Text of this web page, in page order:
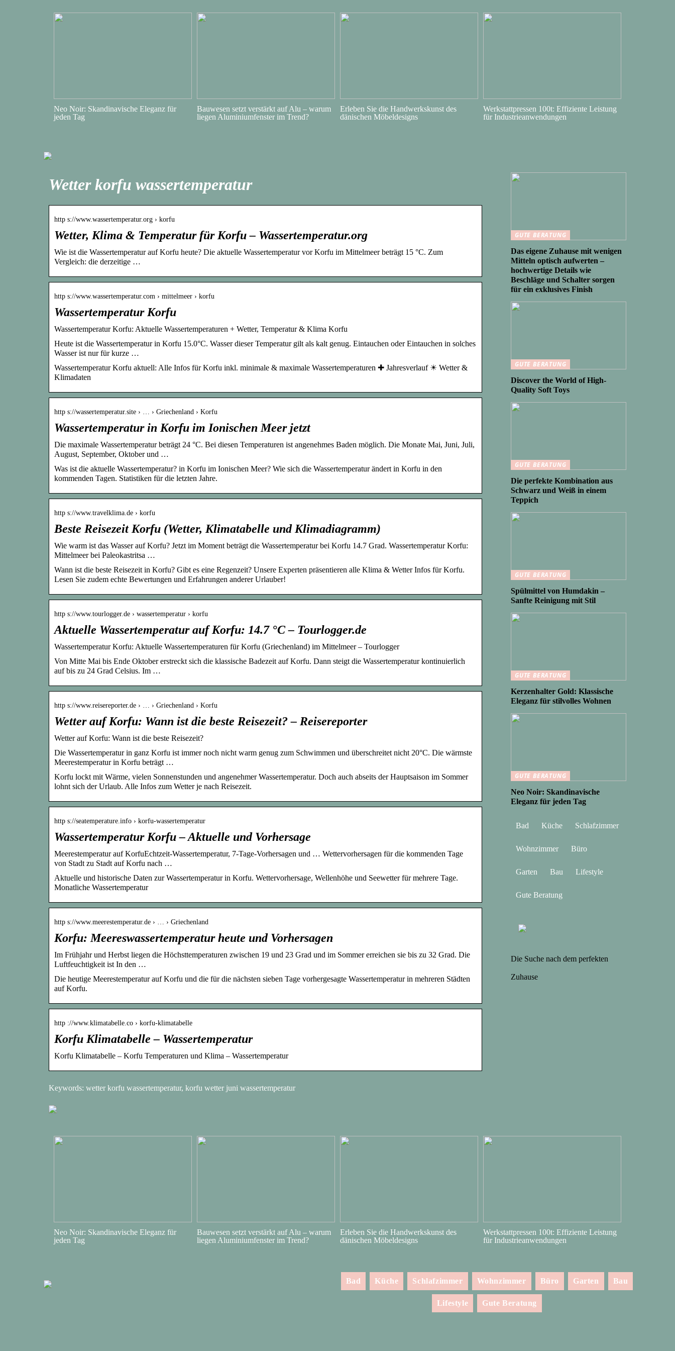
Neo Noir: Skandinavische Eleganz für
jeden Tag
Bauwesen setzt verstärkt auf Alu – warum
liegen Aluminiumfenster im Trend?
Erleben Sie die Handwerkskunst des
dänischen Möbeldesigns
Werkstattpressen 100t: Effiziente Leistung
für Industrieanwendungen
Wetter korfu wassertemperatur
http s://www.wassertemperatur.org › korfu
Wetter, Klima & Temperatur für Korfu – Wassertemperatur.org
Wie ist die Wassertemperatur auf Korfu heute? Die aktuelle Wassertemperatur vor Korfu im Mittelmeer beträgt 15 °C. Zum
Vergleich: die derzeitige …
http s://www.wassertemperatur.com › mittelmeer › korfu
Wassertemperatur Korfu
Wassertemperatur Korfu: Aktuelle Wassertemperaturen + Wetter, Temperatur & Klima Korfu
Heute ist die Wassertemperatur in Korfu 15.0°C. Wasser dieser Temperatur gilt als kalt genug. Eintauchen oder Eintauchen in solches
Wasser ist nur für kurze …
Wassertemperatur Korfu aktuell: Alle Infos für Korfu inkl. minimale & maximale Wassertemperaturen ✚ Jahresverlauf ☀ Wetter &
Klimadaten
http s://wassertemperatur.site › … › Griechenland › Korfu
Wassertemperatur in Korfu im Ionischen Meer jetzt
Die maximale Wassertemperatur beträgt 24 °C. Bei diesen Temperaturen ist angenehmes Baden möglich. Die Monate Mai, Juni, Juli,
August, September, Oktober und …
Was ist die aktuelle Wassertemperatur? in Korfu im Ionischen Meer? Wie sich die Wassertemperatur ändert in Korfu in den
kommenden Tagen. Statistiken für die letzten Jahre.
http s://www.travelklima.de › korfu
Beste Reisezeit Korfu (Wetter, Klimatabelle und Klimadiagramm)
Wie warm ist das Wasser auf Korfu? Jetzt im Moment beträgt die Wassertemperatur bei Korfu 14.7 Grad. Wassertemperatur Korfu:
Mittelmeer bei Paleokastritsa …
Wann ist die beste Reisezeit in Korfu? Gibt es eine Regenzeit? Unsere Experten präsentieren alle Klima & Wetter Infos für Korfu.
Lesen Sie zudem echte Bewertungen und Erfahrungen anderer Urlauber!
http s://www.tourlogger.de › wassertemperatur › korfu
Aktuelle Wassertemperatur auf Korfu: 14.7 °C – Tourlogger.de
Wassertemperatur Korfu: Aktuelle Wassertemperaturen für Korfu (Griechenland) im Mittelmeer – Tourlogger
Von Mitte Mai bis Ende Oktober erstreckt sich die klassische Badezeit auf Korfu. Dann steigt die Wassertemperatur kontinuierlich
auf bis zu 24 Grad Celsius. Im …
http s://www.reisereporter.de › … › Griechenland › Korfu
Wetter auf Korfu: Wann ist die beste Reisezeit? – Reisereporter
Wetter auf Korfu: Wann ist die beste Reisezeit?
Die Wassertemperatur in ganz Korfu ist immer noch nicht warm genug zum Schwimmen und überschreitet nicht 20°C. Die wärmste
Meerestemperatur in Korfu beträgt …
Korfu lockt mit Wärme, vielen Sonnenstunden und angenehmer Wassertemperatur. Doch auch abseits der Hauptsaison im Sommer
lohnt sich der Urlaub. Alle Infos zum Wetter je nach Reisezeit.
http s://seatemperature.info › korfu-wassertemperatur
Wassertemperatur Korfu – Aktuelle und Vorhersage
Meerestemperatur auf KorfuEchtzeit-Wassertemperatur, 7-Tage-Vorhersagen und … Wettervorhersagen für die kommenden Tage
von Stadt zu Stadt auf Korfu nach …
Aktuelle und historische Daten zur Wassertemperatur in Korfu. Wettervorhersage, Wellenhöhe und Seewetter für mehrere Tage.
Monatliche Wassertemperatur
http s://www.meerestemperatur.de › … › Griechenland
Korfu: Meereswassertemperatur heute und Vorhersagen
Im Frühjahr und Herbst liegen die Höchsttemperaturen zwischen 19 und 23 Grad und im Sommer erreichen sie bis zu 32 Grad. Die
Luftfeuchtigkeit ist In den …
Die heutige Meerestemperatur auf Korfu und die für die nächsten sieben Tage vorhergesagte Wassertemperatur in mehreren Städten
auf Korfu.
http ://www.klimatabelle.co › korfu-klimatabelle
Korfu Klimatabelle – Wassertemperatur
Korfu Klimatabelle – Korfu Temperaturen und Klima – Wassertemperatur
Keywords: wetter korfu wassertemperatur, korfu wetter juni wassertemperatur
GUTE BERATUNG
Das eigene Zuhause mit wenigen
Mitteln optisch aufwerten –
hochwertige Details wie
Beschläge und Schalter sorgen
für ein exklusives Finish
GUTE BERATUNG
Discover the World of High-
Quality Soft Toys
GUTE BERATUNG
Die perfekte Kombination aus
Schwarz und Weiß in einem
Teppich
GUTE BERATUNG
Spülmittel von Humdakin –
Sanfte Reinigung mit Stil
GUTE BERATUNG
Kerzenhalter Gold: Klassische
Eleganz für stilvolles Wohnen
GUTE BERATUNG
Neo Noir: Skandinavische
Eleganz für jeden Tag
Bad Küche Schlafzimmer
Wohnzimmer Büro
Garten Bau Lifestyle
Gute Beratung
Die Suche nach dem perfekten
Zuhause
Neo Noir: Skandinavische Eleganz für
jeden Tag
Bauwesen setzt verstärkt auf Alu – warum
liegen Aluminiumfenster im Trend?
Erleben Sie die Handwerkskunst des
dänischen Möbeldesigns
Werkstattpressen 100t: Effiziente Leistung
für Industrieanwendungen
Bad Küche Schlafzimmer Wohnzimmer Büro Garten Bau
Lifestyle Gute Beratung